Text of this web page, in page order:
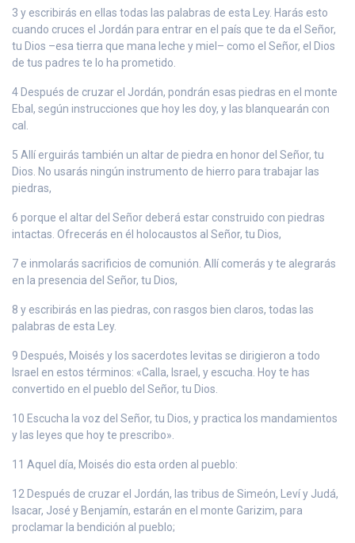
3 y escribirás en ellas todas las palabras de esta Ley. Harás esto
cuando cruces el Jordán para entrar en el país que te da el Señor,
tu Dios –esa tierra que mana leche y miel– como el Señor, el Dios
de tus padres te lo ha prometido.
4 Después de cruzar el Jordán, pondrán esas piedras en el monte
Ebal, según instrucciones que hoy les doy, y las blanquearán con
cal.
5 Allí erguirás también un altar de piedra en honor del Señor, tu
Dios. No usarás ningún instrumento de hierro para trabajar las
piedras,
6 porque el altar del Señor deberá estar construido con piedras
intactas. Ofrecerás en él holocaustos al Señor, tu Dios,
7 e inmolarás sacrificios de comunión. Allí comerás y te alegrarás
en la presencia del Señor, tu Dios,
8 y escribirás en las piedras, con rasgos bien claros, todas las
palabras de esta Ley.
9 Después, Moisés y los sacerdotes levitas se dirigieron a todo
Israel en estos términos: «Calla, Israel, y escucha. Hoy te has
convertido en el pueblo del Señor, tu Dios.
10 Escucha la voz del Señor, tu Dios, y practica los mandamientos
y las leyes que hoy te prescribo».
11 Aquel día, Moisés dio esta orden al pueblo:
12 Después de cruzar el Jordán, las tribus de Simeón, Leví y Judá,
Isacar, José y Benjamín, estarán en el monte Garizim, para
proclamar la bendición al pueblo;